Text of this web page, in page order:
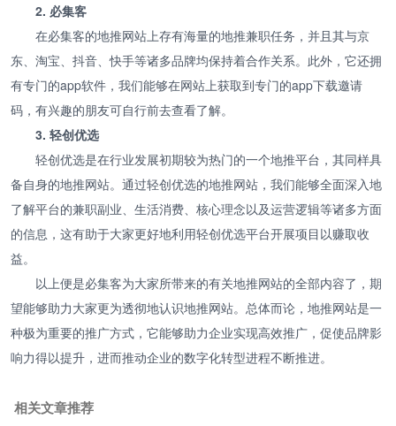
2. 必集客
在必集客的地推网站上存有海量的地推兼职任务，并且其与京
东、淘宝、抖音、快手等诸多品牌均保持着合作关系。此外，它还拥
有专门的app软件，我们能够在网站上获取到专门的app下载邀请
码，有兴趣的朋友可自行前去查看了解。
3. 轻创优选
轻创优选是在行业发展初期较为热门的一个地推平台，其同样具
备自身的地推网站。通过轻创优选的地推网站，我们能够全面深入地
了解平台的兼职副业、生活消费、核心理念以及运营逻辑等诸多方面
的信息，这有助于大家更好地利用轻创优选平台开展项目以赚取收
益。
以上便是必集客为大家所带来的有关地推网站的全部内容了，期
望能够助力大家更为透彻地认识地推网站。总体而论，地推网站是一
种极为重要的推广方式，它能够助力企业实现高效推广，促使品牌影
响力得以提升，进而推动企业的数字化转型进程不断推进。
相关文章推荐